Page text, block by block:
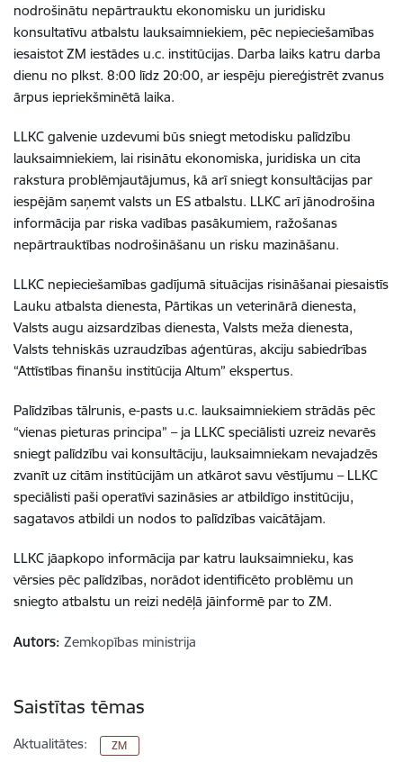
nodrošinātu nepārtrauktu ekonomisku un juridisku
konsultatīvu atbalstu lauksaimniekiem, pēc nepieciešamības
iesaistot ZM iestādes u.c. institūcijas. Darba laiks katru darba
dienu no plkst. 8:00 līdz 20:00, ar iespēju piereģistrēt zvanus
ārpus iepriekšminētā laika.
LLKC galvenie uzdevumi būs sniegt metodisku palīdzību
lauksaimniekiem, lai risinātu ekonomiska, juridiska un cita
rakstura problēmjautājumus, kā arī sniegt konsultācijas par
iespējām saņemt valsts un ES atbalstu. LLKC arī jānodrošina
informācija par riska vadības pasākumiem, ražošanas
nepārtrauktības nodrošināšanu un risku mazināšanu.
LLKC nepieciešamības gadījumā situācijas risināšanai piesaistīs
Lauku atbalsta dienesta, Pārtikas un veterinārā dienesta,
Valsts augu aizsardzības dienesta, Valsts meža dienesta,
Valsts tehniskās uzraudzības aģentūras, akciju sabiedrības
“Attīstības finanšu institūcija Altum” ekspertus.
Palīdzības tālrunis, e-pasts u.c. lauksaimniekiem strādās pēc
“vienas pieturas principa” – ja LLKC speciālisti uzreiz nevarēs
sniegt palīdzību vai konsultāciju, lauksaimniekam nevajadzēs
zvanīt uz citām institūcijām un atkārot savu vēstījumu – LLKC
speciālisti paši operatīvi sazināsies ar atbildīgo institūciju,
sagatavos atbildi un nodos to palīdzības vaicātājam.
LLKC jāapkopo informācija par katru lauksaimnieku, kas
vērsies pēc palīdzības, norādot identificēto problēmu un
sniegto atbalstu un reizi nedēļā jāinformē par to ZM.
Autors: Zemkopības ministrija
Saistītas tēmas
Aktualitātes: ZM